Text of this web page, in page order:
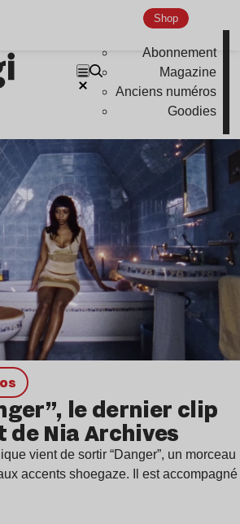
Shop
Abonnement
Magazine
Anciens numéros
Goodies
le dernier clip
Nia Archives
vient de sortir “Danger”, un morceau
accents shoegaze. Il est accompagné